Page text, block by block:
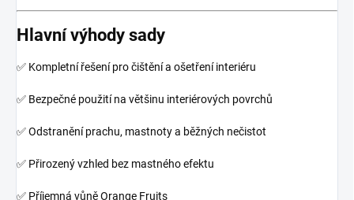
Hlavní výhody sady
✅ Kompletní řešení pro čištění a ošetření interiéru
✅ Bezpečné použití na většinu interiérových povrchů
✅ Odstranění prachu, mastnoty a běžných nečistot
✅ Přirozený vzhled bez mastného efektu
✅ Příjemná vůně Orange Fruits